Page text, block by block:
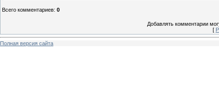
Всего комментариев: 0
Добавлять комментарии
[
Полная версия сайта